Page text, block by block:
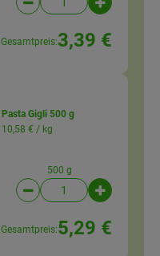
Artikelanzahl
Gesamtpreis:3,39 €
Pasta Gigli 500 g
10,58 € / kg
500 g
Artikelanzahl
Gesamtpreis:5,29 €